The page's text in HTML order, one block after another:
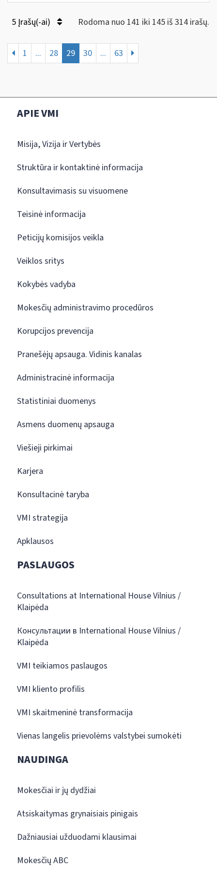
5 Įrašų(-ai) Rodoma nuo 141 iki 145 iš 314 irašų.
1 ... 28 29 30 ... 63
APIE VMI
Misija, Vizija ir Vertybės
Struktūra ir kontaktinė informacija
Konsultavimasis su visuomene
Teisinė informacija
Peticijų komisijos veikla
Veiklos sritys
Kokybės vadyba
Mokesčių administravimo procedūros
Korupcijos prevencija
Pranešėjų apsauga. Vidinis kanalas
Administracinė informacija
Statistiniai duomenys
Asmens duomenų apsauga
Viešieji pirkimai
Karjera
Konsultacinė taryba
VMI strategija
Apklausos
PASLAUGOS
Consultations at International House Vilnius /
Klaipėda
Консультации в International House Vilnius /
Klaipėda
VMI teikiamos paslaugos
VMI kliento profilis
VMI skaitmeninė transformacija
Vienas langelis prievolėms valstybei sumokėti
NAUDINGA
Mokesčiai ir jų dydžiai
Atsiskaitymas grynaisiais pinigais
Dažniausiai užduodami klausimai
Mokesčių ABC